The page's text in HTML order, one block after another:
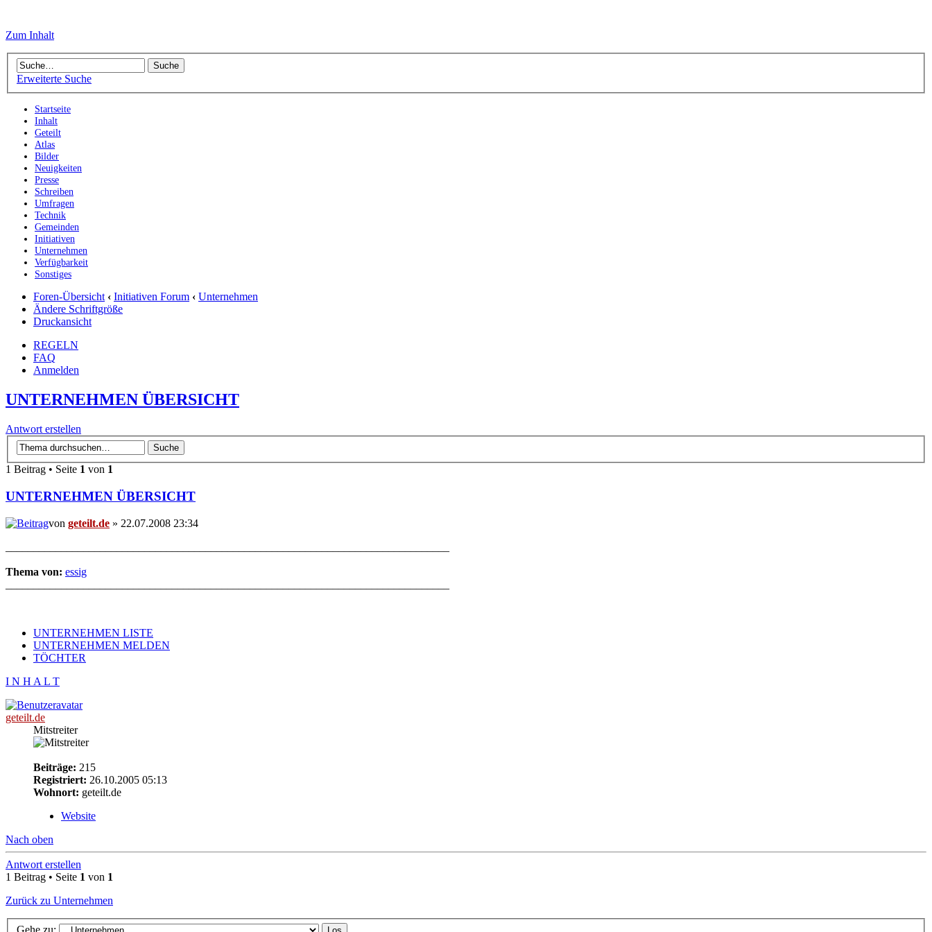
Zum Inhalt
Erweiterte Suche
Startseite
Inhalt
Geteilt
Atlas
Bilder
Neuigkeiten
Presse
Schreiben
Umfragen
Technik
Gemeinden
Initiativen
Unternehmen
Verfügbarkeit
Sonstiges
Foren-Übersicht ‹ Initiativen Forum ‹ Unternehmen
Ändere Schriftgröße
Druckansicht
REGELN
FAQ
Anmelden
UNTERNEHMEN ÜBERSICHT
Antwort erstellen
1 Beitrag • Seite 1 von 1
UNTERNEHMEN ÜBERSICHT
von geteilt.de » 22.07.2008 23:34
Thema von: essig
UNTERNEHMEN LISTE
UNTERNEHMEN MELDEN
TÖCHTER
I N H A L T
geteilt.de
Mitstreiter
Beiträge: 215
Registriert: 26.10.2005 05:13
Wohnort: geteilt.de
Website
Nach oben
Antwort erstellen
1 Beitrag • Seite 1 von 1
Zurück zu Unternehmen